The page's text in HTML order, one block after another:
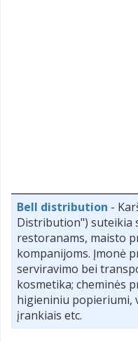
Bell distribution -
Distribution") suteikia
restoranams, maisto
kompanijoms. Įmonė
serviravimo bei
kosmetika; cheminės
higieniniu popieriumi,
įrankiais etc.